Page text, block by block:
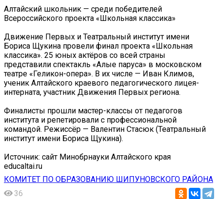
Алтайский школьник — среди победителей
Всероссийского проекта «Школьная классика»
Движение Первых и Театральный институт имени
Бориса Щукина провели финал проекта «Школьная
классика». 25 юных актёров со всей страны
представили спектакль «Алые паруса» в московском
театре «Геликон-опера». В их числе — Иван Климов,
ученик Алтайского краевого педагогического лицея-
интерната, участник Движения Первых региона.
Финалисты прошли мастер-классы от педагогов
института и репетировали с профессиональной
командой. Режиссёр — Валентин Стасюк (Театральный
институт имени Бориса Щукина).
Источник: сайт Минобрнауки Алтайского края
educaltai.ru
КОМИТЕТ ПО ОБРАЗОВАНИЮ ШИПУНОВСКОГО РАЙОНА
36